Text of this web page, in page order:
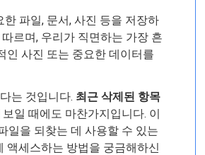
파일, 문서, 사진 등을 저장하
르며, 우리가 직면하는 가장 흔
인 사진 또는 중요한 데이터를
는 것입니다. 최근 삭제된 항목
일 때에도 마찬가지입니다. 이
일을 되찾는 데 사용할 수 있는
액세스하는 방법을 궁금해하신